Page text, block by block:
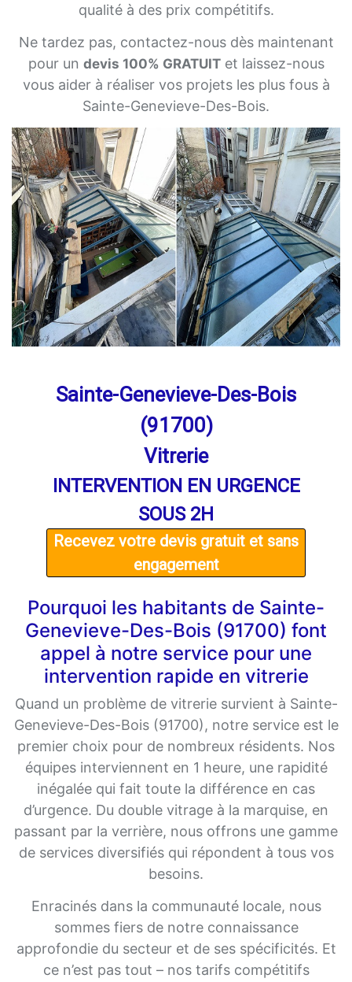
qualité à des prix compétitifs.
Ne tardez pas, contactez-nous dès maintenant
pour un devis 100% GRATUITet laissez-nous
vous aider à réaliser vos projets les plus fous à
Sainte-Genevieve-Des-Bois.
Sainte-Genevieve-Des-Bois
(91700)
Vitrerie
INTERVENTION EN URGENCE
SOUS 2H
Recevez votre devis gratuit et sans
engagement
Pourquoi les habitants de Sainte-
Genevieve-Des-Bois (91700) font
appel à notre service pour une
intervention rapide en vitrerie
Quand un problème de vitrerie survient à Sainte-
Genevieve-Des-Bois (91700), notre service est le
premier choix pour de nombreux résidents. Nos
équipes interviennent en 1 heure, une rapidité
inégalée qui fait toute la différence en cas
d’urgence. Du double vitrage à la marquise, en
passant par la verrière, nous offrons une gamme
de services diversifiés qui répondent à tous vos
besoins.
Enracinés dans la communauté locale, nous
sommes fiers de notre connaissance
approfondie du secteur et de ses spécificités. Et
ce n’est pas tout – nos tarifs compétitifs